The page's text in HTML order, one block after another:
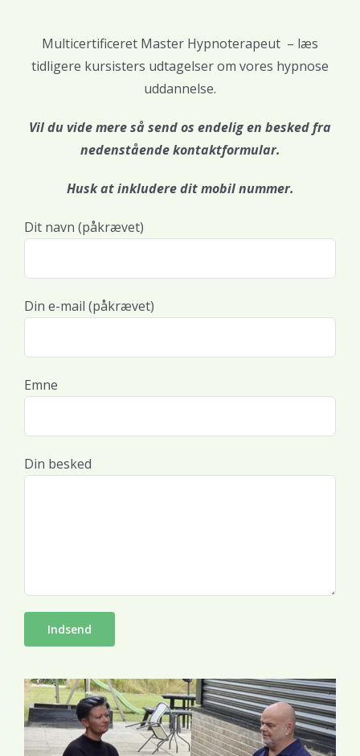
Multicertificeret Master Hypnoterapeut – læs
tidligere kursisters udtagelser om vores hypnose
uddannelse.
Vil du vide mere så send os endelig en besked fra
nedenstående kontaktformular.
Husk at inkludere dit mobil nummer.
Dit navn (påkrævet)
Din e-mail (påkrævet)
Emne
Din besked